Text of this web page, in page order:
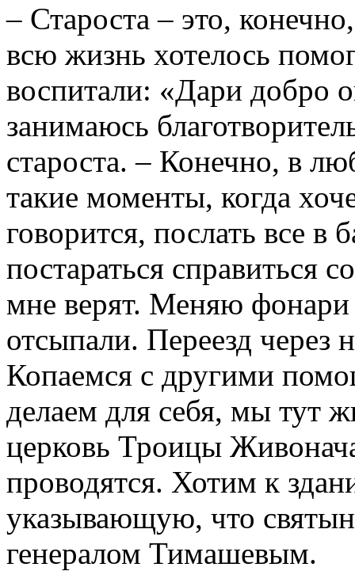
– Староста – это,
всю жизнь хотелось
воспитали: «Дари
занимаюсь
староста. – Конечно, в
такие моменты, когда
говорится, послать все в
постараться справиться
мне верят. Меняю
отсыпали. Переезд через
Копаемся с другими
делаем для себя, мы тут
церковь Троицы
проводятся. Хотим к
указывающую, что
генералом Тимашевым.